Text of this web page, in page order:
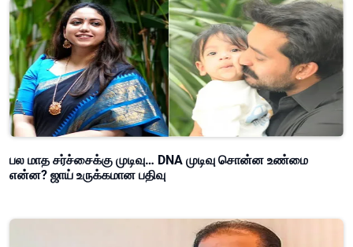
பல மாத சர்ச்சைக்கு முடிவு… DNA முடிவு சொன்ன உண்மை
என்ன? ஜாய் உருக்கமான பதிவு